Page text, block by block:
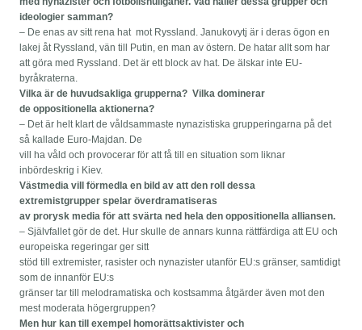
ideologier samman?
– De enas av sitt rena hat mot Ryssland. Janukovytj är i deras ögon en
lakej åt Ryssland, vän till Putin, en man av östern. De hatar allt som har
att göra med Ryssland. Det är ett block av hat. De älskar inte EU-
byråkraterna.
Vilka är de huvudsakliga grupperna? Vilka dominerar
de oppositionella aktionerna?
– Det är helt klart de våldsammaste nynazistiska grupperingarna på det
så kallade Euro-Majdan. De
vill ha våld och provocerar för att få till en situation som liknar
inbördeskrig i Kiev.
Västmedia vill förmedla en bild av att den roll dessa
extremistgrupper spelar överdramatiseras
av prorysk media för att svärta ned hela den oppositionella alliansen.
– Självfallet gör de det. Hur skulle de annars kunna rättfärdiga att EU och
europeiska regeringar ger sitt
stöd till extremister, rasister och nynazister utanför EU:s gränser, samtidigt
som de innanför EU:s
gränser tar till melodramatiska och kostsamma åtgärder även mot den
mest moderata högergruppen?
Men hur kan till exempel homorättsaktivister och